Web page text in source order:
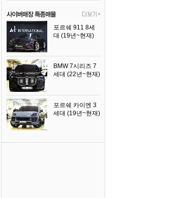
포르쉐 911 8세
대 (19년~현재)
BMW 7시리즈 7
세대 (22년~현재)
포르쉐 카이엔 3
세대 (19년~현재)